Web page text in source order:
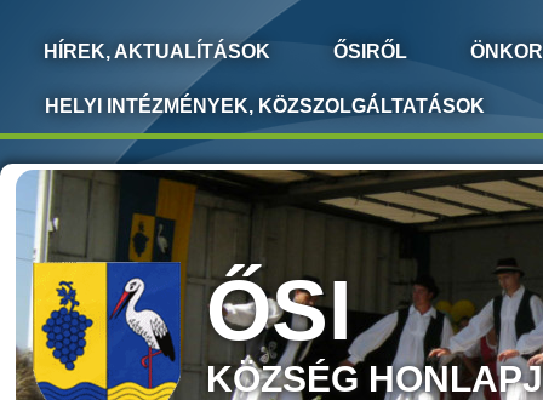
HÍREK, AKTUALÍTÁSOK ŐSIRŐL
HELYI INTÉZMÉNYEK, KÖZSZOLGÁLTATÁSOK
ŐSI
KÖZSÉG